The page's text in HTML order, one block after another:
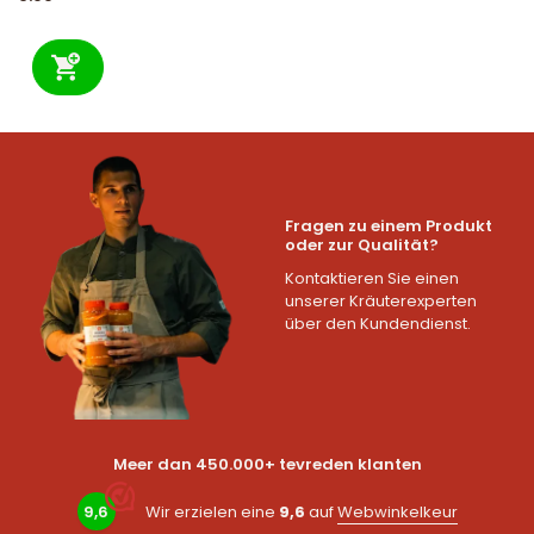
Fragen zu einem Produkt
oder zur Qualität?
Kontaktieren Sie einen
unserer Kräuterexperten
über den Kundendienst.
Meer dan 450.000+ tevreden klanten
9,6 Wir erzielen eine 9,6 aufWebwinkelkeur